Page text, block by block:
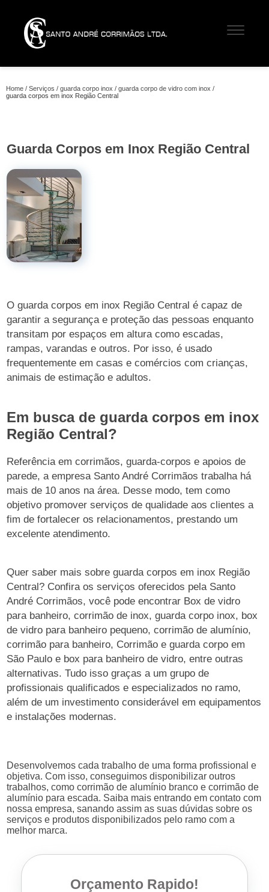
Home Serviços guarda corpo inox
guarda corpo de vidro com inox
guarda corpos em inox Região Central
Guarda Corpos em Inox Região Central
O guarda corpos em inox Região Central é capaz de
garantir a segurança e proteção das pessoas enquanto
transitam por espaços em altura como escadas,
rampas, varandas e outros. Por isso, é usado
frequentemente em casas e comércios com crianças,
animais de estimação e adultos.
Em busca de guarda corpos em inox
Região Central?
Referência em corrimãos, guarda-corpos e apoios de
parede, a empresa Santo André Corrimãos trabalha há
mais de 10 anos na área. Desse modo, tem como
objetivo promover serviços de qualidade aos clientes a
fim de fortalecer os relacionamentos, prestando um
excelente atendimento.
Quer saber mais sobre guarda corpos em inox Região
Central? Confira os serviços oferecidos pela Santo
André Corrimãos, você pode encontrar Box de vidro
para banheiro, corrimão de inox, guarda corpo inox, box
de vidro para banheiro pequeno, corrimão de alumínio,
corrimão para banheiro, Corrimão e guarda corpo em
São Paulo e box para banheiro de vidro, entre outras
alternativas. Tudo isso graças a um grupo de
profissionais qualificados e especializados no ramo,
além de um investimento considerável em equipamentos
e instalações modernas.
Desenvolvemos cada trabalho de uma forma profissional e
objetiva. Com isso, conseguimos disponibilizar outros
trabalhos, como corrimão de alumínio branco e corrimão de
alumínio para escada. Saiba mais entrando em contato com
nossa empresa, sanando assim as suas dúvidas sobre os
serviços e produtos disponibilizados pelo ramo com a
melhor marca.
Orçamento Rapido!